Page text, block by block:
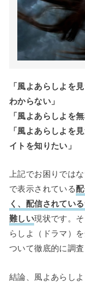
「風よあらしよを
わからない」
「風よあらしよを
「風よあらしよを
イトを知りたい」
上記でお困りでは
で表示されている
く、配信されてい
難しい現状です。
らしよ（ドラマ）
ついて徹底的に調査
結論、風よあらし